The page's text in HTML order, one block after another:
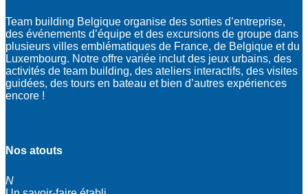
Team building Belgique organise des sorties d’entreprise,
des événements d’équipe et des excursions de groupe dans
plusieurs villes emblématiques de France, de Belgique et du
Luxembourg. Notre offre variée inclut des jeux urbains, des
activités de team building, des ateliers interactifs, des visites
guidées, des tours en bateau et bien d’autres expériences
encore !
Nos atouts
N